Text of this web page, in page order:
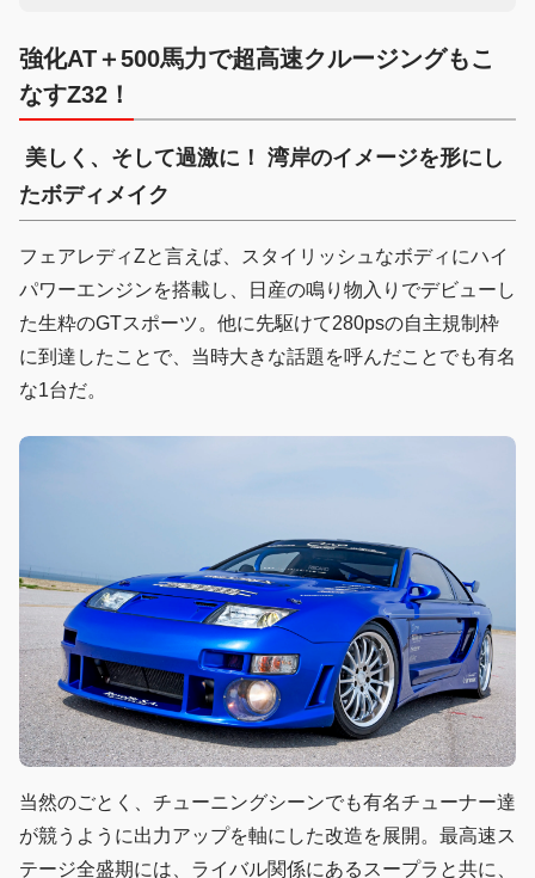
強化AT＋500馬力で超高速クルージングもこ
なすZ32！
美しく、そして過激に！ 湾岸のイメージを形にし
たボディメイク
フェアレディZと言えば、スタイリッシュなボディにハイ
パワーエンジンを搭載し、日産の鳴り物入りでデビューし
た生粋のGTスポーツ。他に先駆けて280psの自主規制枠
に到達したことで、当時大きな話題を呼んだことでも有名
な1台だ。
当然のごとく、チューニングシーンでも有名チューナー達
が競うように出力アップを軸にした改造を展開。最高速ス
テージ全盛期には、ライバル関係にあるスープラと共に、